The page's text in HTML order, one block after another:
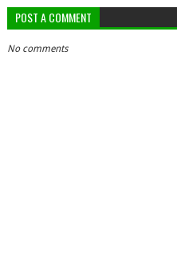
POST A COMMENT
No comments